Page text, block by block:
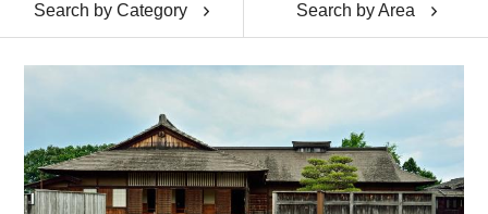
Search by Category Search by Area